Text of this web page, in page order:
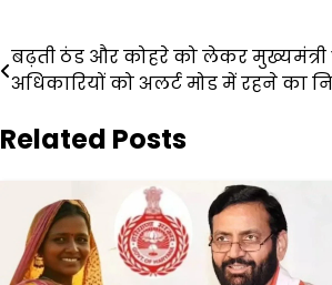
Post
navigation
बढ़ती ठंड और कोहरे को लेकर मुख्यमंत्री
अधिकारियों को अलर्ट मोड में रहने का
Related Posts